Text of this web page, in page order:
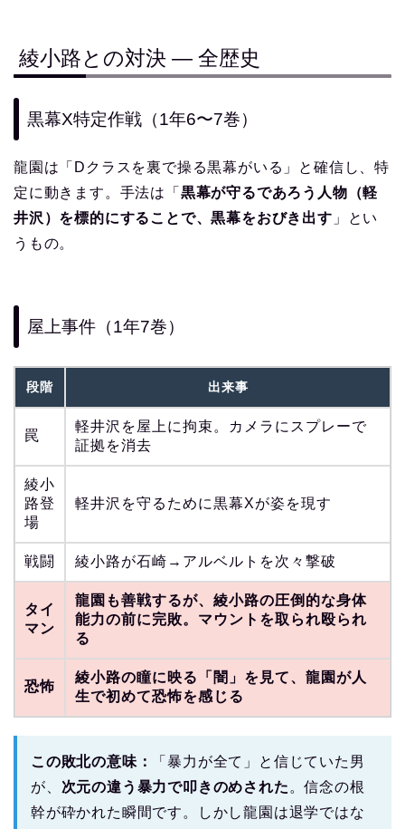
綾小路との対決 ― 全歴史
黒幕X特定作戦（1年6〜7巻）
龍園は「Dクラスを裏で操る黒幕がいる」と確信し、特
定に動きます。手法は「 黒幕が守るであろう人物（軽
井沢）を標的にすることで、黒幕をおびき出す 」とい
うもの。
屋上事件（1年7巻）
段階 出来事
罠
軽井沢を屋上に拘束。カメラにスプレーで
証拠を消去
綾小
路登
場
軽井沢を守るために黒幕Xが姿を現す
戦闘 綾小路が石崎→アルベルトを次々撃破
タイ
マン
龍園も善戦するが、綾小路の圧倒的な身体
能力の前に完敗。マウントを取られ殴られ
る
恐怖
綾小路の瞳に映る「闇」を見て、龍園が人
生で初めて恐怖を感じる
この敗北の意味：
「暴力が全て」と信じていた男
が、 次元の違う暴力で叩きのめされた 。信念の根
幹が砕かれた瞬間です。しかし龍園は退学ではな